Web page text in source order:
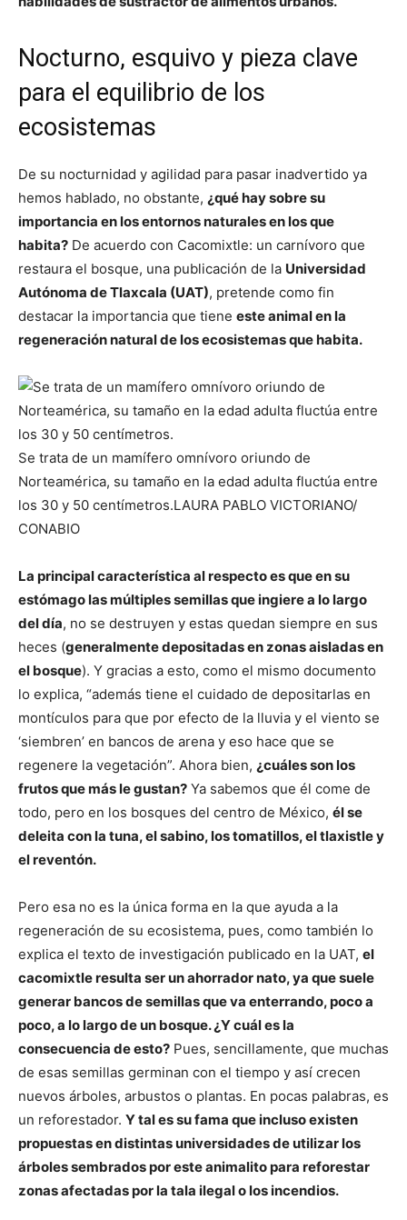
Nocturno, esquivo y pieza clave
para el equilibrio de los
ecosistemas
De su nocturnidad y agilidad para pasar inadvertido ya
hemos hablado, no obstante, ¿qué hay sobre su
importancia en los entornos naturales en los que
habita? De acuerdo con Cacomixtle: un carnívoro que
restaura el bosque, una publicación de la Universidad
Autónoma de Tlaxcala (UAT), pretende como fin
destacar la importancia que tiene este animal en la
regeneración natural de los ecosistemas que habita.
Se trata de un mamífero omnívoro oriundo de
Norteamérica, su tamaño en la edad adulta fluctúa entre
los 30 y 50 centímetros.LAURA PABLO VICTORIANO/
CONABIO
La principal característica al respecto es que en su
estómago las múltiples semillas que ingiere a lo largo
del día, no se destruyen y estas quedan siempre en sus
heces (generalmente depositadas en zonas aisladas en
el bosque). Y gracias a esto, como el mismo documento
lo explica, “además tiene el cuidado de depositarlas en
montículos para que por efecto de la lluvia y el viento se
‘siembren’ en bancos de arena y eso hace que se
regenere la vegetación”. Ahora bien, ¿cuáles son los
frutos que más le gustan? Ya sabemos que él come de
todo, pero en los bosques del centro de México, él se
deleita con la tuna, el sabino, los tomatillos, el tlaxistle y
el reventón.
Pero esa no es la única forma en la que ayuda a la
regeneración de su ecosistema, pues, como también lo
explica el texto de investigación publicado en la UAT, el
cacomixtle resulta ser un ahorrador nato, ya que suele
generar bancos de semillas que va enterrando, poco a
poco, a lo largo de un bosque. ¿Y cuál es la
consecuencia de esto? Pues, sencillamente, que muchas
de esas semillas germinan con el tiempo y así crecen
nuevos árboles, arbustos o plantas. En pocas palabras, es
un reforestador. Y tal es su fama que incluso existen
propuestas en distintas universidades de utilizar los
árboles sembrados por este animalito para reforestar
zonas afectadas por la tala ilegal o los incendios.